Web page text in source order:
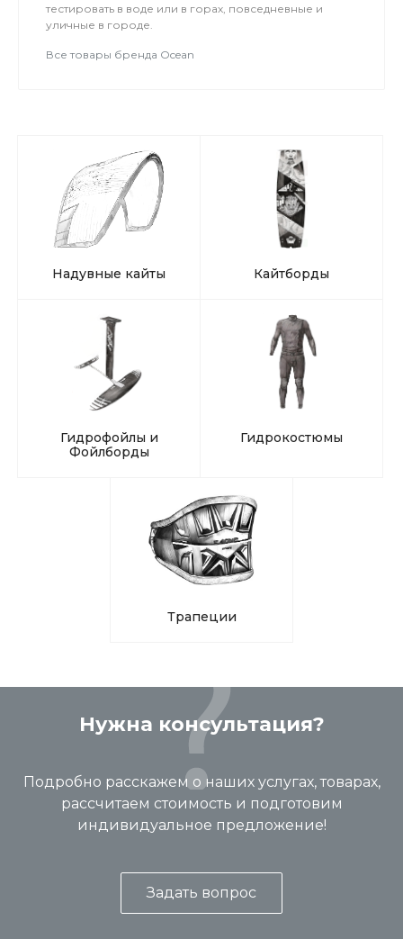
тестировать в воде или в горах, повседневные и
уличные в городе.
Все товары бренда Ocean
Надувные кайты Кайтборды
Гидрофойлы и
Фойлборды
Гидрокостюмы
Трапеции
Нужна консультация?
Подробно расскажем о наших услугах, товарах,
рассчитаем стоимость и подготовим
индивидуальное предложение!
Задать вопрос